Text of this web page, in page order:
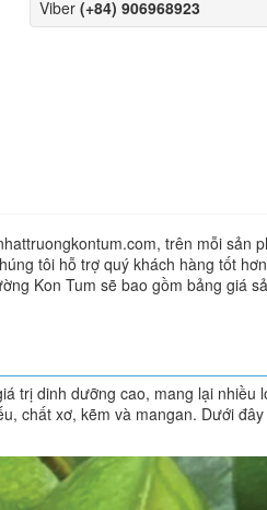
Viber(+84) 906968923
trên mỗi sản
tôi hỗ trợ quý khách hàng tốt hơn
Kon Tum sẽ bao gồm bảng giá
trị dinh dưỡng cao, mang lại nhiều
chất xơ, kẽm và mangan. Dưới đây